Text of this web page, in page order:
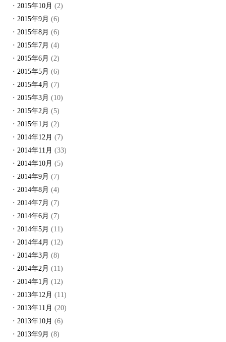
2015年10月 (2)
2015年9月 (6)
2015年8月 (6)
2015年7月 (4)
2015年6月 (2)
2015年5月 (6)
2015年4月 (7)
2015年3月 (10)
2015年2月 (5)
2015年1月 (2)
2014年12月 (7)
2014年11月 (33)
2014年10月 (5)
2014年9月 (7)
2014年8月 (4)
2014年7月 (7)
2014年6月 (7)
2014年5月 (11)
2014年4月 (12)
2014年3月 (8)
2014年2月 (11)
2014年1月 (12)
2013年12月 (11)
2013年11月 (20)
2013年10月 (6)
2013年9月 (8)